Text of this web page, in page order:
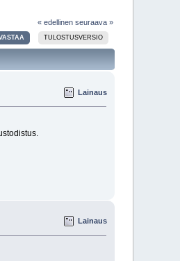
« edellinen seuraava »
TULOSTUSVERSIO
Lainaus
Lainaus